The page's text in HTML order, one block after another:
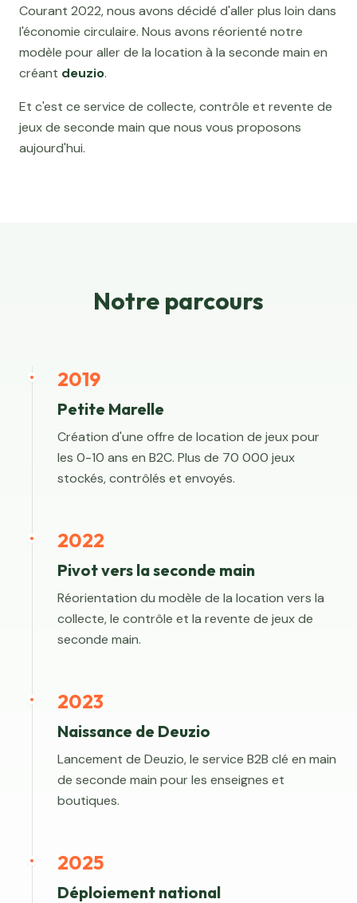
Courant 2022, nous avons décidé d'aller plus loin dans
l'économie circulaire. Nous avons réorienté notre
modèle pour aller de la location à la seconde main en
créant deuzio.
Et c'est ce service de collecte, contrôle et revente de
jeux de seconde main que nous vous proposons
aujourd'hui.
Notre parcours
2019
Petite Marelle
Création d'une offre de location de jeux pour
les 0-10 ans en B2C. Plus de 70 000 jeux
stockés, contrôlés et envoyés.
2022
Pivot vers la seconde main
Réorientation du modèle de la location vers la
collecte, le contrôle et la revente de jeux de
seconde main.
2023
Naissance de Deuzio
Lancement de Deuzio, le service B2B clé en main
de seconde main pour les enseignes et
boutiques.
2025
Déploiement national